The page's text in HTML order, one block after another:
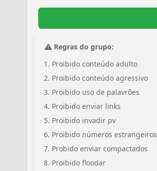
Regras do grupo:
Proibido conteúdo adulto
Proibido conteúdo agressivo
Proibido uso de palavrões
Proibido enviar links
Proibido invadir pv
Proibido números estrangeiros
Probido enviar compactados
Proibido floodar